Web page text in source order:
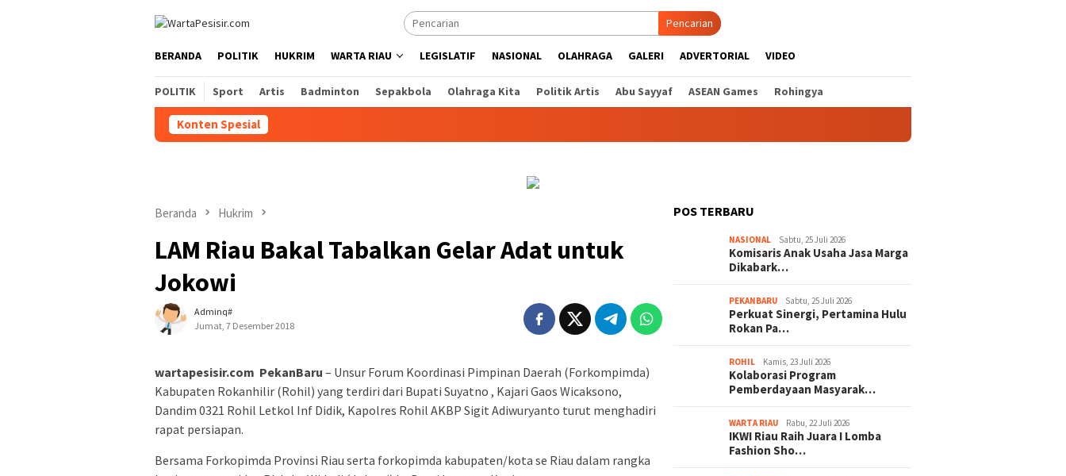
Pencarian
BERANDA POLITIK HUKRIM WARTA RIAU LEGISLATIF NASIONAL OLAHRAGA GALERI ADVERTORIAL VIDEO
POLITIK Sport Artis Badminton Sepakbola Olahraga Kita Politik Artis Abu Sayyaf ASEAN Games Rohingya
Konten Spesial
Beranda Hukrim
LAM Riau Bakal Tabalkan Gelar Adat untuk
Jokowi
Adminq#
Jumat, 7 Desember 2018
wartapesisir.com PekanBaru – Unsur Forum Koordinasi Pimpinan Daerah (Forkompimda)
Kabupaten Rokanhilir (Rohil) yang terdiri dari Bupati Suyatno , Kajari Gaos Wicaksono,
Dandim 0321 Rohil Letkol Inf Didik, Kapolres Rohil AKBP Sigit Adiwuryanto turut menghadiri
rapat persiapan.
Bersama Forkopimda Provinsi Riau serta forkopimda kabupaten/kota se Riau dalam rangka
POS TERBARU
NASIONAL Sabtu, 25 Juli 2026
Komisaris Anak Usaha Jasa Marga
Dikabark…
PEKANBARU Sabtu, 25 Juli 2026
Perkuat Sinergi, Pertamina Hulu
Rokan Pa…
ROHIL Kamis, 23 Juli 2026
Kolaborasi Program
Pemberdayaan Masyarak…
WARTA RIAU Rabu, 22 Juli 2026
IKWI Riau Raih Juara I Lomba
Fashion Sho…